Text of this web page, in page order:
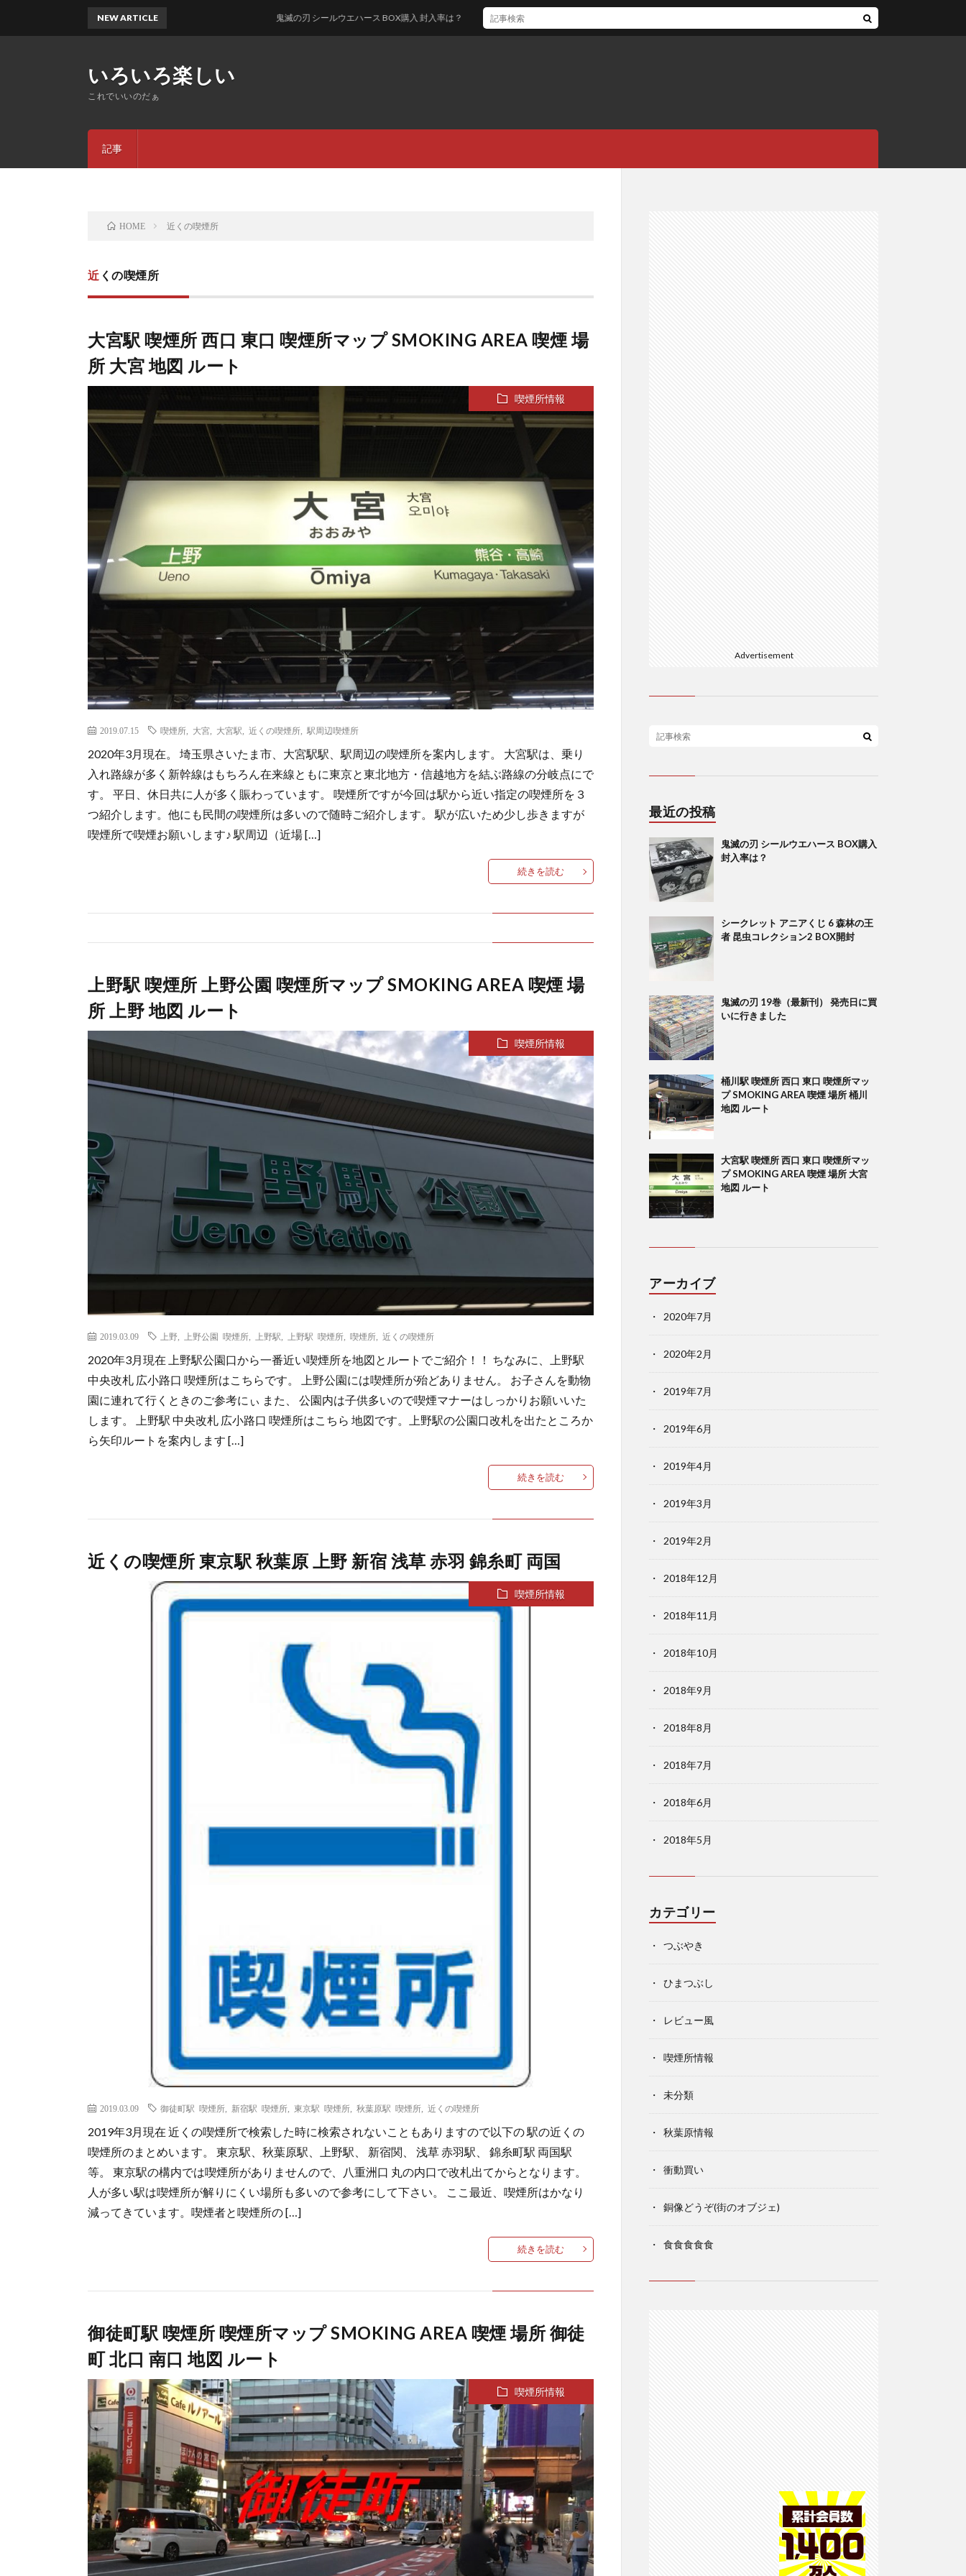
いろいろ楽しい
これでいいのだぁ
記事
NEW ARTICLE 鬼滅の刃 シールウエハース BOX購入 封入率は？
HOME 近くの喫煙所
近くの喫煙所
大宮駅 喫煙所 西口 東口 喫煙所マップ SMOKING AREA 喫煙 場
所 大宮 地図 ルート
喫煙所情報
2019.07.15 喫煙所 大宮 大宮駅 近くの喫煙所 駅周辺喫煙所
2020年3月現在。 埼玉県さいたま市、大宮駅駅、駅周辺の喫煙所を案内します。 大宮駅は、乗り
入れ路線が多く新幹線はもちろん在来線ともに東京と東北地方・信越地方を結ぶ路線の分岐点にで
す。 平日、休日共に人が多く賑わっています。 喫煙所ですが今回は駅から近い指定の喫煙所を３
つ紹介します。他にも民間の喫煙所は多いので随時ご紹介します。 駅が広いため少し歩きますが
喫煙所で喫煙お願いします♪ 駅周辺（近場 […]
続きを読む
上野駅 喫煙所 上野公園 喫煙所マップ SMOKING AREA 喫煙 場
所 上野 地図 ルート
喫煙所情報
2019.03.09 上野 上野公園 喫煙所 上野駅 上野駅 喫煙所 喫煙所 近くの喫煙所
2020年3月現在 上野駅公園口から一番近い喫煙所を地図とルートでご紹介！！ ちなみに、上野駅
中央改札 広小路口 喫煙所はこちらです。 上野公園には喫煙所が殆どありません。 お子さんを動物
園に連れて行くときのご参考にぃ また、 公園内は子供多いので喫煙マナーはしっかりお願いいた
します。 上野駅 中央改札 広小路口 喫煙所はこちら 地図です。上野駅の公園口改札を出たところか
ら矢印ルートを案内します […]
続きを読む
近くの喫煙所 東京駅 秋葉原 上野 新宿 浅草 赤羽 錦糸町 両国
喫煙所情報
2019.03.09 御徒町駅 喫煙所 新宿駅 喫煙所 東京駅 喫煙所 秋葉原駅 喫煙所 近くの喫煙所
2019年3月現在 近くの喫煙所で検索した時に検索されないこともありますので以下の 駅の近くの
喫煙所のまとめいます。 東京駅、秋葉原駅、上野駅、 新宿関、 浅草 赤羽駅、 錦糸町駅 両国駅
等。 東京駅の構内では喫煙所がありませんので、八重洲口 丸の内口で改札出てからとなります。
人が多い駅は喫煙所が解りにくい場所も多いので参考にして下さい。 ここ最近、喫煙所はかなり
減ってきています。喫煙者と喫煙所の […]
続きを読む
御徒町駅 喫煙所 喫煙所マップ SMOKING AREA 喫煙 場所 御徒
町 北口 南口 地図 ルート
喫煙所情報
Advertisement
最近の投稿
鬼滅の刃 シールウエハース BOX購入
封入率は？
シークレット アニアくじ 6 森林の王
者 昆虫コレクション2 BOX開封
鬼滅の刃 19巻（最新刊） 発売日に買
いに行きました
桶川駅 喫煙所 西口 東口 喫煙所マッ
プ SMOKING AREA 喫煙 場所 桶川
地図 ルート
大宮駅 喫煙所 西口 東口 喫煙所マッ
プ SMOKING AREA 喫煙 場所 大宮
地図 ルート
アーカイブ
2020年7月
2020年2月
2019年7月
2019年6月
2019年4月
2019年3月
2019年2月
2018年12月
2018年11月
2018年10月
2018年9月
2018年8月
2018年7月
2018年6月
2018年5月
カテゴリー
つぶやき
ひまつぶし
レビュー風
喫煙所情報
未分類
秋葉原情報
衝動買い
銅像どうぞ(街のオブジェ)
食食食食食